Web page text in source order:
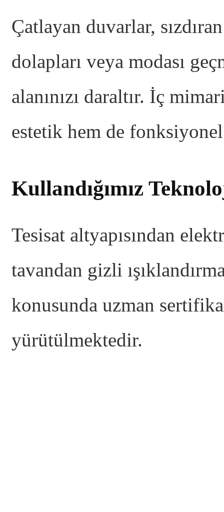
Çatlayan duvarlar,
dolapları veya modası
alanınızı daraltır. İç
estetik hem de
Kullandığımız
Tesisat altyapısından
tavandan gizli
konusunda uzman
yürütülmektedir.